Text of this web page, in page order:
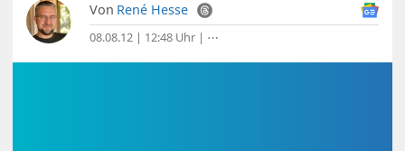
Von René Hesse
08.08.12 | 12:48 Uhr | ⋯